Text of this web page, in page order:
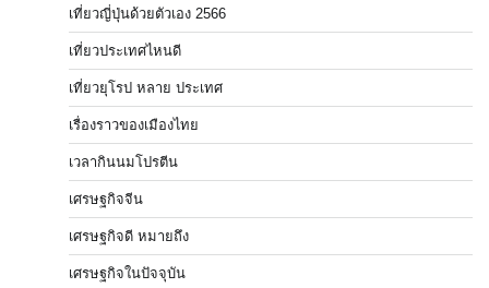
เที่ยวญี่ปุ่นด้วยตัวเอง 2566
เที่ยวประเทศไหนดี
เที่ยวยุโรป หลาย ประเทศ
เรื่องราวของเมืองไทย
เวลากินนมโปรตีน
เศรษฐกิจจีน
เศรษฐกิจดี หมายถึง
เศรษฐกิจในปัจจุบัน